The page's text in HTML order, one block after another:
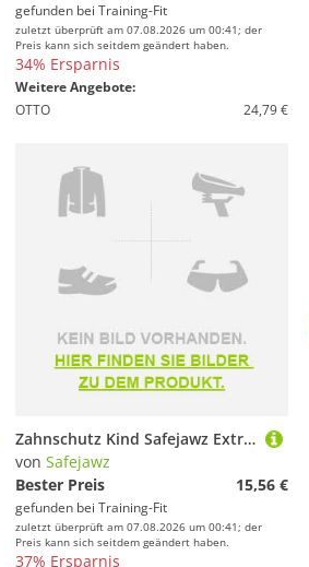
gefunden bei Training-Fit
zuletzt überprüft am 07.08.2026 um 00:41; der
Preis kann sich seitdem geändert haben.
34% Ersparnis
Weitere Angebote:
OTTO
24,79 €
Zahnschutz Kind Safejawz Extro-series Goldie
von Safejawz
Bester Preis
15,56 €
gefunden bei Training-Fit
zuletzt überprüft am 07.08.2026 um 00:41; der
Preis kann sich seitdem geändert haben.
37% Ersparnis